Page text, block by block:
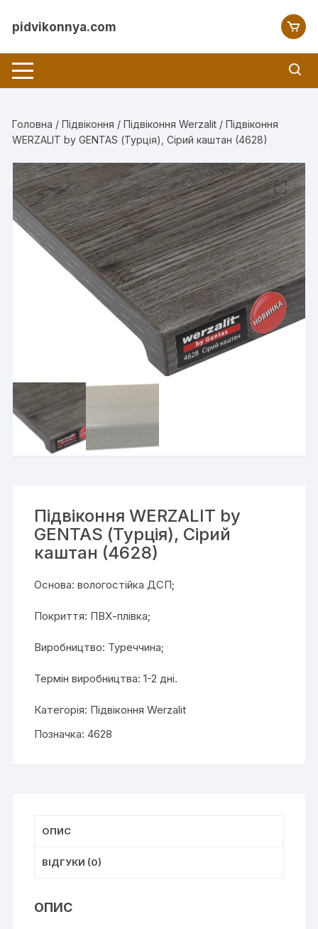
pidvikonnya.com
Головна /Підвіконня /Підвіконня Werzalit / Підвіконня
WERZALIT by GENTAS (Турція), Сірий каштан (4628)
Підвіконня WERZALIT by
GENTAS (Турція), Сірий
каштан (4628)
Основа: вологостійка ДСП;
Покриття: ПВХ-плівка;
Виробництво: Туреччина;
Термін виробництва: 1-2 дні.
Категорія: Підвіконня Werzalit
Позначка:4628
ОПИС
ВІДГУКИ (0)
ОПИС